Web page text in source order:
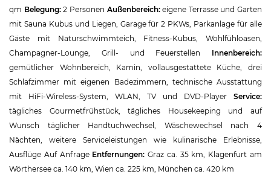
qm Belegung:2 Personen Außenbereich:eigene Terrasse und Garten
mit Sauna Kubus und Liegen, Garage für 2 PKWs, Parkanlage für alle
Gäste mit Naturschwimmteich, Fitness-Kubus, Wohlfühloasen,
Champagner-Lounge, Grill- und Feuerstellen Innenbereich:
gemütlicher Wohnbereich, Kamin, vollausgestattete Küche, drei
Schlafzimmer mit eigenen Badezimmern, technische Ausstattung
mit HiFi-Wireless-System, WLAN, TV und DVD-Player Service:
tägliches Gourmetfrühstück, tägliches Housekeeping und auf
Wunsch täglicher Handtuchwechsel, Wäschewechsel nach 4
Nächten, weitere Serviceleistungen wie kulinarische Erlebnisse,
Ausflüge Auf Anfrage Entfernungen: Graz ca. 35 km, Klagenfurt am
Wörthersee ca. 140 km, Wien ca. 225 km, München ca. 420 km